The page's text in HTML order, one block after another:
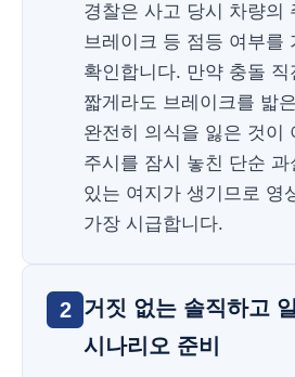
경찰은 사고 당시 차량의
브레이크 등 점등 여부를
확인합니다. 만약 충돌 직
짧게라도 브레이크를 밟
완전히 의식을 잃은 것이
주시를 잠시 놓친 단순
있는 여지가 생기므로 영
가장 시급합니다.
2 거짓 없는 솔직하고
시나리오 준비